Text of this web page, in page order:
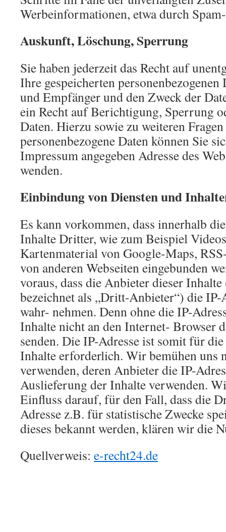
Werbeinformationen, etwa durch
Auskunft, Löschung, Sperrung
Sie haben jederzeit das Recht auf
Ihre gespeicherten
und Empfänger und den Zweck der
ein Recht auf Berichtigung, Sperrung
Daten. Hierzu sowie zu weiteren
personenbezogene Daten können Sie
Impressum angegeben Adresse des
wenden.
Einbindung von Diensten und
Es kann vorkommen, dass innerhalb
Inhalte Dritter, wie zum Beispiel
Kartenmaterial von Google-Maps,
von anderen Webseiten eingebunden
voraus, dass die Anbieter dieser
bezeichnet als „Dritt-Anbieter“) die IP-
wahr- nehmen. Denn ohne die IP-
Inhalte nicht an den Internet- Browser
senden. Die IP-Adresse ist somit für
Inhalte erforderlich. Wir bemühen uns
verwenden, deren Anbieter die IP-
Auslieferung der Inhalte verwenden.
Einfluss darauf, für den Fall, dass die
Adresse z.B. für statistische Zwecke
dieses bekannt werden, klären wir die
Quellverweis: e-recht24.de